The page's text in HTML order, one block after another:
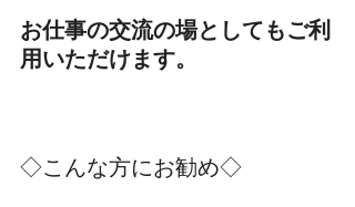
お仕事の交流の場としてもご利
用いただけます。
◇こんな方にお勧め◇